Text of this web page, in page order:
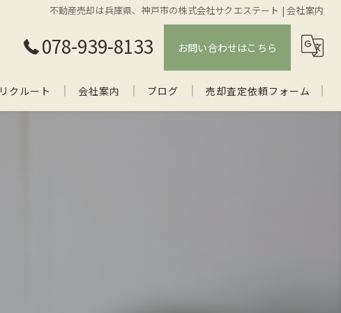
不動産売却は兵庫県、神戸市の株式会社サクエステート | 会社案内
078-939-8133 お問い合わせはこちら
リクルート 会社案内 ブログ 売却査定依頼フォーム